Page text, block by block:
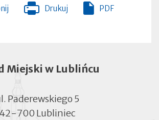
Drukuj
Otworzy
PDF
Miejski w Lublińcu
Paderewskiego 5
42-700 Lubliniec